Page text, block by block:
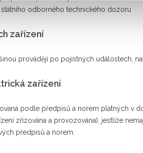
odborného technického dozoru
zařízení
provádějí po pojistných událostech,
zařízení
podle předpisů a norem platných
zřizována a provozována), jestliže
předpisů a norem.